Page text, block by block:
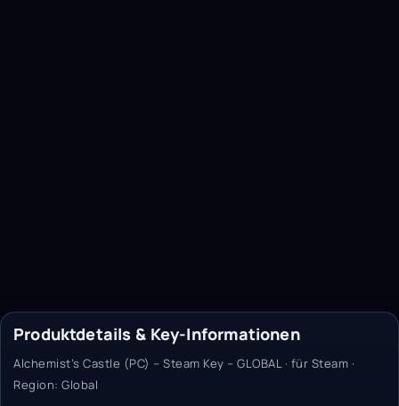
Produktdetails & Key-Informationen
Alchemist’s Castle (PC) – Steam Key – GLOBAL · für Steam ·
Region: Global